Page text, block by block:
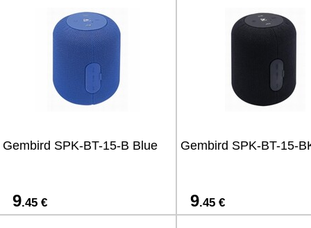
Gembird SPK-BT-15-B Blue
9.45 €
Gembird SPK-BT-15-
9.45 €